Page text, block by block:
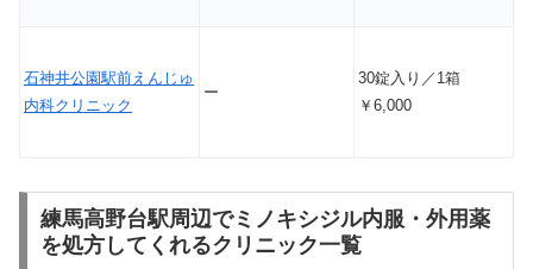
石神井公園駅前えんじゅ
内科クリニック
ー
30錠入り／1箱
￥6,000
練馬高野台駅周辺でミノキシジル内服・外用薬
を処方してくれるクリニック一覧